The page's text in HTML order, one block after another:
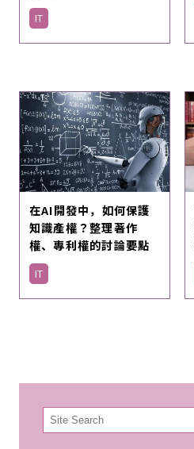
IT
在AI開發中，如何保護
知識產權？整理著作
權、專利權的討論要點
IT
検
索